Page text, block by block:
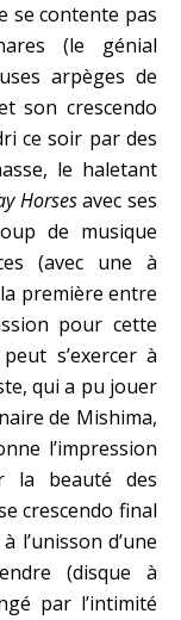
se contente pas
(le génial
arpèges de
son crescendo
ce soir par des
le haletant
Horsesavec ses
de musique
(avec une à
première entre
pour cette
s’exercer à
qui a pu jouer
de Mishima,
l’impression
la beauté des
crescendo final
l’unisson d’une
(disque à
par l’intimité